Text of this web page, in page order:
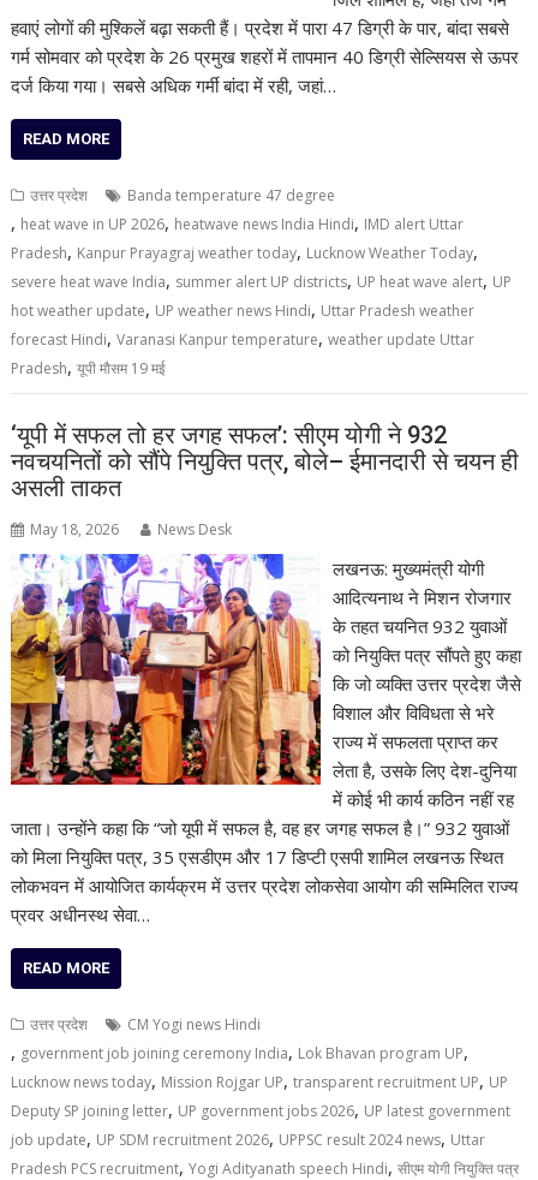
हवाएं लोगों की मुश्किलें बढ़ा सकती हैं। प्रदेश में पारा 47 डिग्री के पार, बांदा सबसे
गर्म सोमवार को प्रदेश के 26 प्रमुख शहरों में तापमान 40 डिग्री सेल्सियस से ऊपर
दर्ज किया गया। सबसे अधिक गर्मी बांदा में रही, जहां…
READ MORE
उत्तर प्रदेश Banda temperature 47 degree
, heat wave in UP 2026, heatwave news India Hindi, IMD alert Uttar
Pradesh, Kanpur Prayagraj weather today, Lucknow Weather Today,
severe heat wave India, summer alert UP districts, UP heat wave alert, UP
hot weather update, UP weather news Hindi, Uttar Pradesh weather
forecast Hindi,Varanasi Kanpur temperature,weather update Uttar
Pradesh,यूपी मौसम 19 मई
‘यूपी में सफल तो हर जगह सफल’: सीएम योगी ने 932
नवचयनितों को सौंपे नियुक्ति पत्र, बोले– ईमानदारी से चयन ही
असली ताकत
May 18, 2026 News Desk
लखनऊ: मुख्यमंत्री योगी
आदित्यनाथ ने मिशन रोजगार
के तहत चयनित 932 युवाओं
को नियुक्ति पत्र सौंपते हुए कहा
कि जो व्यक्ति उत्तर प्रदेश जैसे
विशाल और विविधता से भरे
राज्य में सफलता प्राप्त कर
लेता है, उसके लिए देश-दुनिया
में कोई भी कार्य कठिन नहीं रह
जाता। उन्होंने कहा कि “जो यूपी में सफल है, वह हर जगह सफल है।” 932 युवाओं
को मिला नियुक्ति पत्र, 35 एसडीएम और 17 डिप्टी एसपी शामिल लखनऊ स्थित
लोकभवन में आयोजित कार्यक्रम में उत्तर प्रदेश लोकसेवा आयोग की सम्मिलित राज्य
प्रवर अधीनस्थ सेवा…
READ MORE
उत्तर प्रदेश CM Yogi news Hindi
, government job joining ceremony India, Lok Bhavan program UP,
Lucknow news today, Mission Rojgar UP,transparent recruitment UP, UP
Deputy SP joining letter, UP government jobs 2026, UP latest government
job update, UP SDM recruitment 2026, UPPSC result 2024 news, Uttar
Pradesh PCS recruitment,Yogi Adityanath speech Hindi,सीएम योगी नियुक्ति पत्र